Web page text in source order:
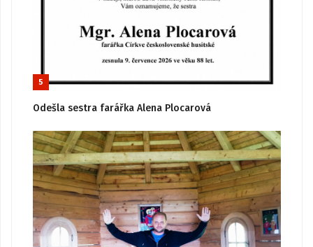
5
Odešla sestra farářka Alena Plocarová